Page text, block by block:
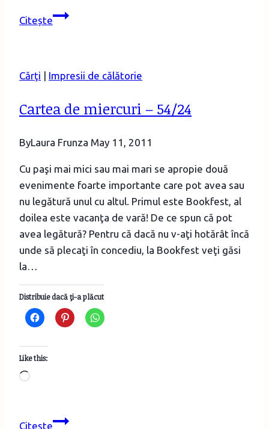
CiteșteTurist
mini-
de
decembrie
Cărţi | Impresii de călătorie
Cartea de miercuri – 54/24
ByLaura Frunza May 11, 2011
Cu paşi mai mici sau mai mari se apropie două
evenimente foarte importante care pot avea sau
nu legătură unul cu altul. Primul este Bookfest, al
doilea este vacanţa de vară! De ce spun că pot
avea legătură? Pentru că dacă nu v-aţi hotărât încă
unde să plecaţi în concediu, la Bookfest veţi găsi
la…
Distribuie dacă ţi-a plăcut
Like this:
Loading…
CiteșteCartea